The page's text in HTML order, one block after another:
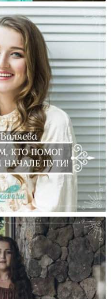
В Самом Начале Пути!